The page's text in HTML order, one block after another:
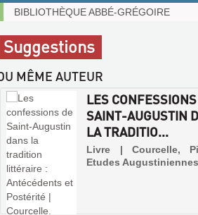
Exemplaires
place
BIBLIOTHÈQUE ABBÉ-GRÉGOIRE
Suggestions
MÊME AUTEUR
LES
SAINT-AUGUSTIN
LA TRADITIO...
Livre | Courcelle,
Etudes